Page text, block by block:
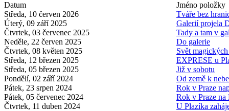
Datum
Jméno položky
Středa, 10 červen 2026
Tváře bez
Úterý, 09 září 2025
Galerií projela
Čtvrtek, 03 červenec 2025
Tady a tam v
Neděle, 22 červen 2025
Do galerie
Čtvrtek, 08 květen 2025
Svět
Středa, 12 březen 2025
EXPRESE u
Středa, 05 březen 2025
Již v sobotu
Pondělí, 02 září 2024
Od země k
Pátek, 23 srpen 2024
Rok v Praze
Pátek, 05 červenec 2024
Rok v Praze na
Čtvrtek, 11 duben 2024
U Plazíka